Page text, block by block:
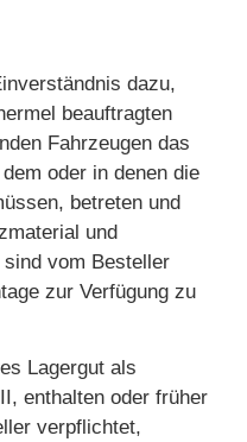
dazu,
beauftragten
Fahrzeugen das
oder in denen die
betreten und
und
vom Besteller
zur Verfügung zu
Lagergut als
enthalten oder früher
verpflichtet,